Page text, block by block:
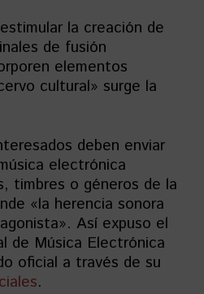
la creación de
de fusión
elementos
cultural» surge la
deben enviar
electrónica
timbres o géneros de la
«la herencia sonora
Así expuso el
de Música Electrónica
oficial a través de su
.